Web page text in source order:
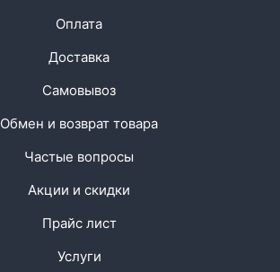
Оплата
Доставка
Самовывоз
Обмен и возврат товара
Частые вопросы
Акции и скидки
Прайс лист
Услуги